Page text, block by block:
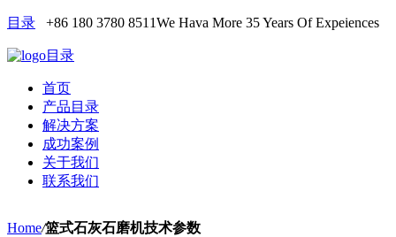
目录 +86 180 3780 8511We Hava More 35 Years Of Expeiences
目录
首页
产品目录
解决方案
成功案例
关于我们
联系我们
Home/篮式石灰石磨机技术参数